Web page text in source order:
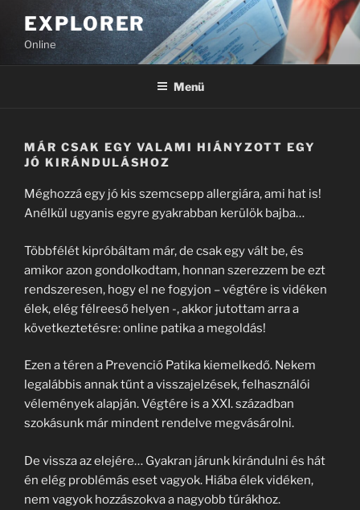
EXPLORER
Online
Menü
MÁR CSAK EGY VALAMI HIÁNYZOTT EGY
JÓ KIRÁNDULÁSHOZ
Méghozzá egy jó kis szemcsepp allergiára, ami hat is!
Anélkül ugyanis egyre gyakrabban kerülök bajba…
Többfélét kipróbáltam már, de csak egy vált be, és
amikor azon gondolkodtam, honnan szerezzem be ezt
rendszeresen, hogy el ne fogyjon – végtére is vidéken
élek, elég félreeső helyen -, akkor jutottam arra a
következtetésre: online patika a megoldás!
Ezen a téren a Prevenció Patika kiemelkedő. Nekem
legalábbis annak tűnt a visszajelzések, felhasználói
vélemények alapján. Végtére is a XXI. században
szokásunk már mindent rendelve megvásárolni.
De vissza az elejére… Gyakran járunk kirándulni és hát
én elég problémás eset vagyok. Hiába élek vidéken,
nem vagyok hozzászokva a nagyobb túrákhoz.